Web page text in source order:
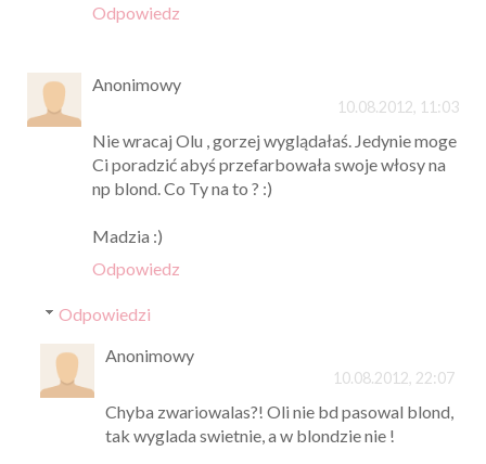
Odpowiedz
Anonimowy
10.08.2012, 11:03
Nie wracaj Olu , gorzej wyglądałaś. Jedynie moge
Ci poradzić abyś przefarbowała swoje włosy na
np blond. Co Ty na to ? :)
Madzia :)
Odpowiedz
Odpowiedzi
Anonimowy
10.08.2012, 22:07
Chyba zwariowalas?! Oli nie bd pasowal blond,
tak wyglada swietnie, a w blondzie nie !